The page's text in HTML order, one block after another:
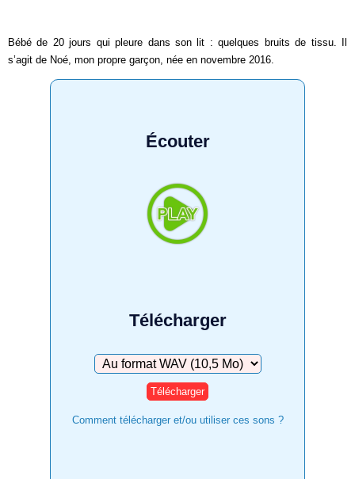
Bébé de 20 jours qui pleure dans son lit : quelques bruits de tissu. Il
s’agit de Noé, mon propre garçon, née en novembre 2016.
Écouter
Télécharger
Télécharger
Comment télécharger et/ou utiliser ces sons ?